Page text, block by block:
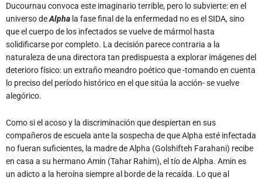
Ducournau convoca este imaginario terrible, pero lo subvierte: en el
universo deAlpha la fase final de la enfermedad no es el SIDA, sino
que el cuerpo de los infectados se vuelve de mármol hasta
solidificarse por completo. La decisión parece contraria a la
naturaleza de una directora tan predispuesta a explorar imágenes del
deterioro físico: un extraño meandro poético que -tomando en cuenta
lo preciso del período histórico en el que sitúa la acción- se vuelve
alegórico.
Como si el acoso y la discriminación que despiertan en sus
compañeros de escuela ante la sospecha de que Alpha esté infectada
no fueran suficientes, la madre de Alpha (Golshifteh Farahani) recibe
en casa a su hermano Amin (Tahar Rahim), el tío de Alpha. Amin es
un adicto a la heroína siempre al borde de la recaída. Lo que al